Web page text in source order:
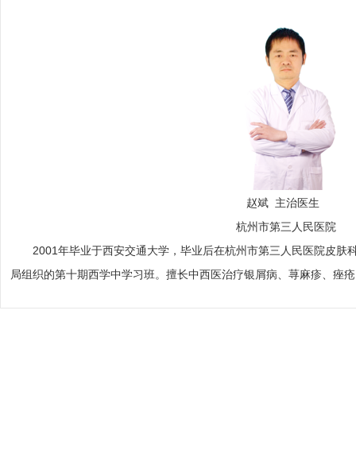
赵斌 主治医生
杭州市第三人民医院
2001年毕业于西安交通大学，毕业后在杭州市第三人民医院皮肤
局组织的第十期西学中学习班。擅长中西医治疗银屑病、荨麻疹、痤